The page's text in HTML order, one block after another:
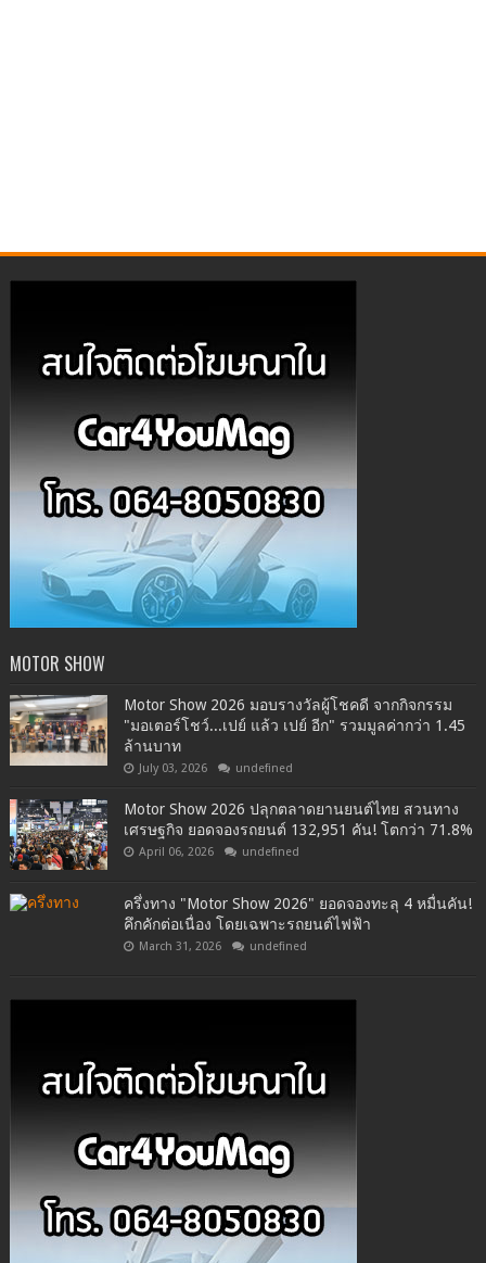
MOTOR SHOW
Motor Show 2026 มอบรางวัลผู้โชคดี จากกิจกรรม
"มอเตอร์โชว์...เปย์ แล้ว เปย์ อีก" รวมมูลค่ากว่า 1.45
ล้านบาท
July 03, 2026 undefined
Motor Show 2026 ปลุกตลาดยานยนต์ไทย สวนทาง
เศรษฐกิจ ยอดจองรถยนต์ 132,951 คัน! โตกว่า 71.8%
April 06, 2026 undefined
ครึ่งทาง "Motor Show 2026" ยอดจองทะลุ 4 หมื่นคัน!
คึกคักต่อเนื่อง โดยเฉพาะรถยนต์ไฟฟ้า
March 31, 2026 undefined